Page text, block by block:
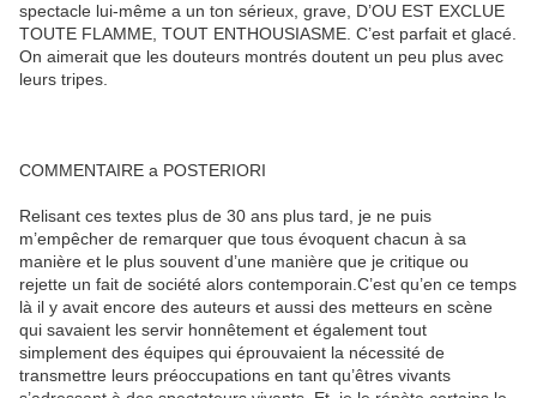
spectacle lui-même a un ton sérieux, grave, D’OU EST EXCLUE
TOUTE FLAMME, TOUT ENTHOUSIASME. C’est parfait et glacé.
On aimerait que les douteurs montrés doutent un peu plus avec
leurs tripes.
COMMENTAIRE a POSTERIORI
Relisant ces textes plus de 30 ans plus tard, je ne puis
m’empêcher de remarquer que tous évoquent chacun à sa
manière et le plus souvent d’une manière que je critique ou
rejette un fait de société alors contemporain.C’est qu’en ce temps
là il y avait encore des auteurs et aussi des metteurs en scène
qui savaient les servir honnêtement et également tout
simplement des équipes qui éprouvaient la nécessité de
transmettre leurs préoccupations en tant qu’êtres vivants